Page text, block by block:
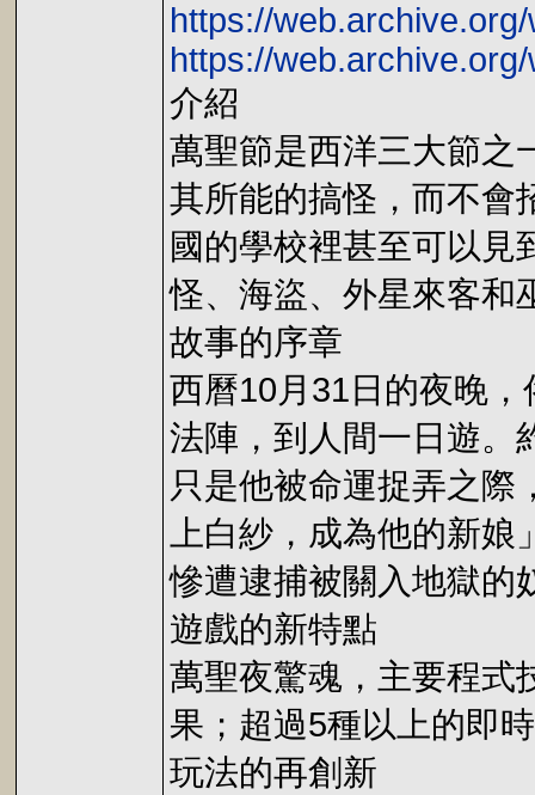
https://
https://
介紹
萬聖節是西洋三大節之
其所能的搞怪，而不會
國的學校裡甚至可以見
怪、海盜、外星來客和
故事的序章
西曆10月31日的夜晚
法陣，到人間一日遊。
只是他被命運捉弄之際
上白紗，成為他的新
慘遭逮捕被關入地獄的
遊戲的新特點
萬聖夜驚魂，主要程式
果；超過5種以上的即
玩法的再創新